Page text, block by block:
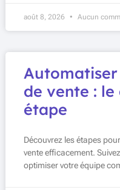
août 8, 2026 Aucun
de vente :
étape
Découvrez les étapes
vente efficacement.
optimiser votre équipe